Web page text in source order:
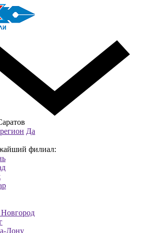
Да
филиал:
Дону